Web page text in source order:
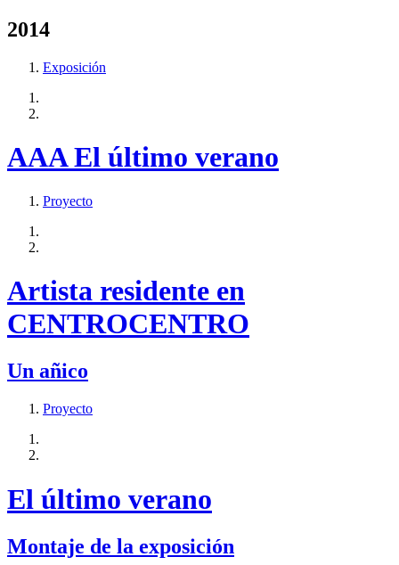
2014
Exposición
AAA El último verano
Proyecto
Artista residente en
CENTROCENTRO
Un añico
Proyecto
El último verano
Montaje de la exposición